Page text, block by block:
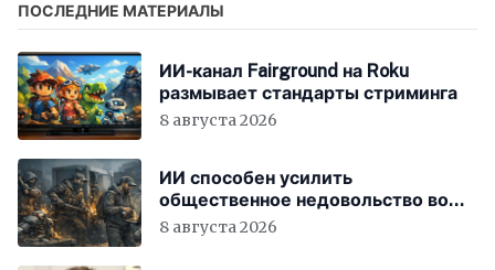
ПОСЛЕДНИЕ МАТЕРИАЛЫ
ИИ-канал Fairground на Roku
размывает стандарты стриминга
8 августа 2026
ИИ способен усилить
общественное недовольство во
всём мире
8 августа 2026